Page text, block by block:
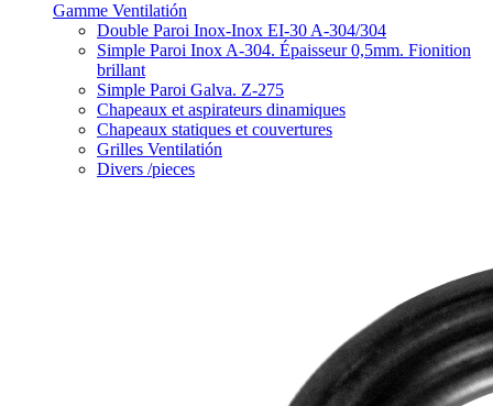
Gamme Ventilatión
Double Paroi Inox-Inox EI-30 A-304/304
Simple Paroi Inox A-304. Épaisseur 0,5mm. Fionition
brillant
Simple Paroi Galva. Z-275
Chapeaux et aspirateurs dinamiques
Chapeaux statiques et couvertures
Grilles Ventilatión
Divers /pieces